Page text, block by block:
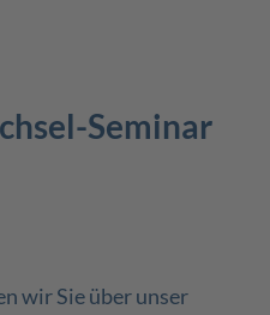
Seminar
wir Sie über unser